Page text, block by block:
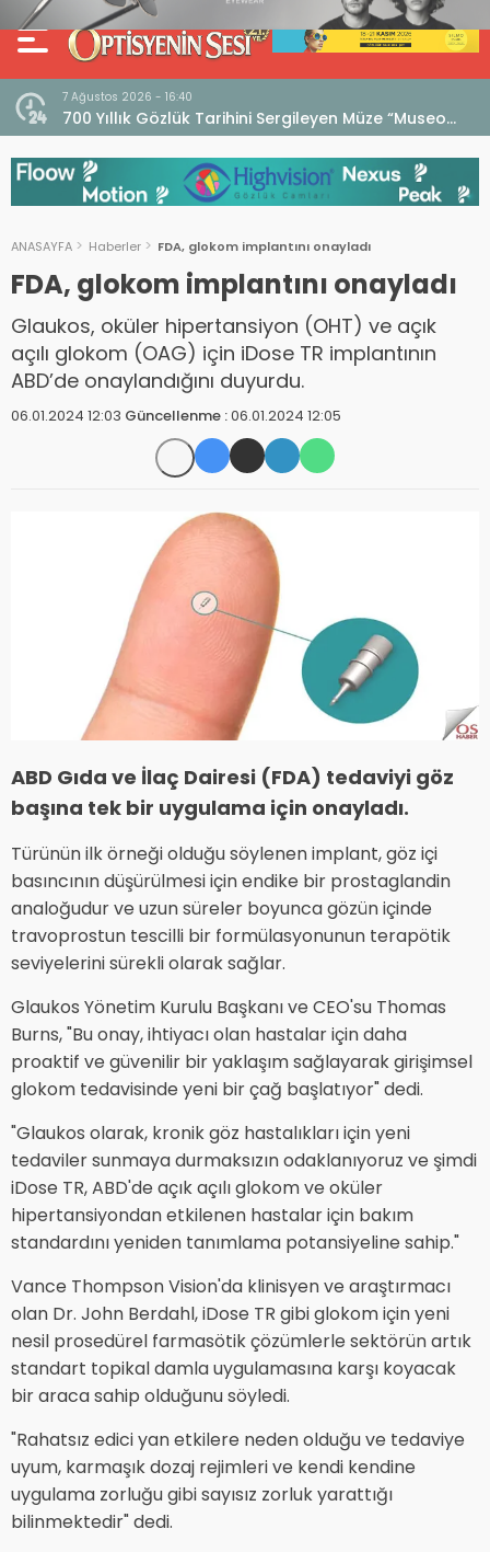
7 Ağustos 2026 - 16:40
700 Yıllık Gözlük Tarihini Sergileyen Müze “Museo
dell’Occhiale”
ANASAYFA Haberler FDA, glokom implantını onayladı
FDA, glokom implantını onayladı
Glaukos, oküler hipertansiyon (OHT) ve açık
açılı glokom (OAG) için iDose TR implantının
ABD’de onaylandığını duyurdu.
06.01.2024 12:03 Güncellenme :06.01.2024 12:05
ABD Gıda ve İlaç Dairesi (FDA) tedaviyi göz
başına tek bir uygulama için onayladı.
Türünün ilk örneği olduğu söylenen implant, göz içi
basıncının düşürülmesi için endike bir prostaglandin
analoğudur ve uzun süreler boyunca gözün içinde
travoprostun tescilli bir formülasyonunun terapötik
seviyelerini sürekli olarak sağlar.
Glaukos Yönetim Kurulu Başkanı ve CEO'su Thomas
Burns, "Bu onay, ihtiyacı olan hastalar için daha
proaktif ve güvenilir bir yaklaşım sağlayarak girişimsel
glokom tedavisinde yeni bir çağ başlatıyor" dedi.
"Glaukos olarak, kronik göz hastalıkları için yeni
tedaviler sunmaya durmaksızın odaklanıyoruz ve şimdi
iDose TR, ABD'de açık açılı glokom ve oküler
hipertansiyondan etkilenen hastalar için bakım
standardını yeniden tanımlama potansiyeline sahip."
Vance Thompson Vision'da klinisyen ve araştırmacı
olan Dr. John Berdahl, iDose TR gibi glokom için yeni
nesil prosedürel farmasötik çözümlerle sektörün artık
standart topikal damla uygulamasına karşı koyacak
bir araca sahip olduğunu söyledi.
"Rahatsız edici yan etkilere neden olduğu ve tedaviye
uyum, karmaşık dozaj rejimleri ve kendi kendine
uygulama zorluğu gibi sayısız zorluk yarattığı
bilinmektedir" dedi.